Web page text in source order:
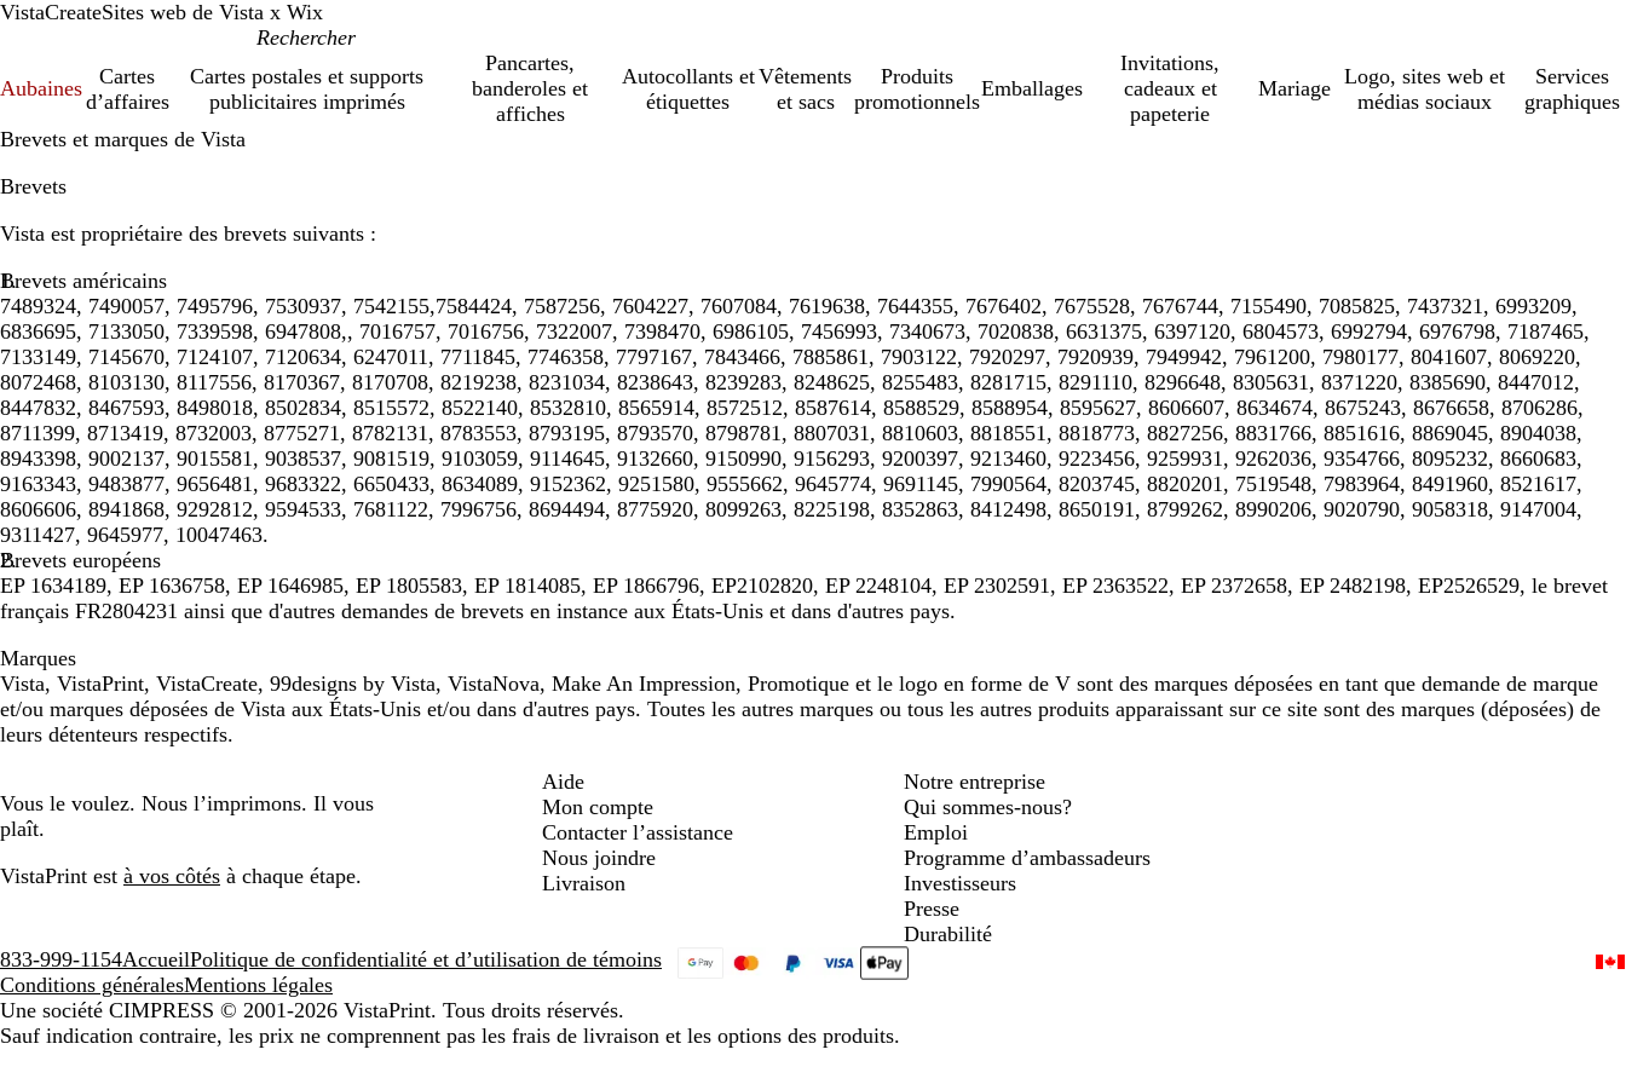
VistaCreateSites web de Vista x Wix
Aubaines
Cartes
d’affaires
Cartes postales et supports
publicitaires imprimés
Pancartes,
banderoles et
affiches
Autocollants et
étiquettes
Vêtements
et sacs
Produits
promotionnels
Emballages
Invitations,
cadeaux et
papeterie
Mariage
Logo, sites web et
médias sociaux
Services
graphiques
Brevets et marques de Vista
Brevets
Vista est propriétaire des brevets suivants :
Brevets américains
7489324, 7490057, 7495796, 7530937, 7542155,7584424, 7587256, 7604227, 7607084, 7619638, 7644355, 7676402, 7675528, 7676744, 7155490, 7085825, 7437321, 6993209,
6836695, 7133050, 7339598, 6947808,, 7016757, 7016756, 7322007, 7398470, 6986105, 7456993, 7340673, 7020838, 6631375, 6397120, 6804573, 6992794, 6976798, 7187465,
7133149, 7145670, 7124107, 7120634, 6247011, 7711845, 7746358, 7797167, 7843466, 7885861, 7903122, 7920297, 7920939, 7949942, 7961200, 7980177, 8041607, 8069220,
8072468, 8103130, 8117556, 8170367, 8170708, 8219238, 8231034, 8238643, 8239283, 8248625, 8255483, 8281715, 8291110, 8296648, 8305631, 8371220, 8385690, 8447012,
8447832, 8467593, 8498018, 8502834, 8515572, 8522140, 8532810, 8565914, 8572512, 8587614, 8588529, 8588954, 8595627, 8606607, 8634674, 8675243, 8676658, 8706286,
8711399, 8713419, 8732003, 8775271, 8782131, 8783553, 8793195, 8793570, 8798781, 8807031, 8810603, 8818551, 8818773, 8827256, 8831766, 8851616, 8869045, 8904038,
8943398, 9002137, 9015581, 9038537, 9081519, 9103059, 9114645, 9132660, 9150990, 9156293, 9200397, 9213460, 9223456, 9259931, 9262036, 9354766, 8095232, 8660683,
9163343, 9483877, 9656481, 9683322, 6650433, 8634089, 9152362, 9251580, 9555662, 9645774, 9691145, 7990564, 8203745, 8820201, 7519548, 7983964, 8491960, 8521617,
8606606, 8941868, 9292812, 9594533, 7681122, 7996756, 8694494, 8775920, 8099263, 8225198, 8352863, 8412498, 8650191, 8799262, 8990206, 9020790, 9058318, 9147004,
9311427, 9645977, 10047463.
Brevets européens
EP 1634189, EP 1636758, EP 1646985, EP 1805583, EP 1814085, EP 1866796, EP2102820, EP 2248104, EP 2302591, EP 2363522, EP 2372658, EP 2482198, EP2526529, le brevet
français FR2804231 ainsi que d'autres demandes de brevets en instance aux États-Unis et dans d'autres pays.
Marques
Vista, VistaPrint, VistaCreate, 99designs by Vista, VistaNova, Make An Impression, Promotique et le logo en forme de V sont des marques déposées en tant que demande de marque
et/ou marques déposées de Vista aux États-Unis et/ou dans d'autres pays. Toutes les autres marques ou tous les autres produits apparaissant sur ce site sont des marques (déposées) de
leurs détenteurs respectifs.
Vous le voulez. Nous l’imprimons. Il vous
plaît.
VistaPrint est à vos côtés à chaque étape.
Aide
Mon compte
Contacter l’assistance
Nous joindre
Livraison
Notre entreprise
Qui sommes-nous?
Emploi
Programme d’ambassadeurs
Investisseurs
Presse
Durabilité
833-999-1154AccueilPolitique de confidentialité et d’utilisation de témoins
Conditions généralesMentions légales
Une société CIMPRESS © 2001-2026 VistaPrint. Tous droits réservés.
Sauf indication contraire, les prix ne comprennent pas les frais de livraison et les options des produits.